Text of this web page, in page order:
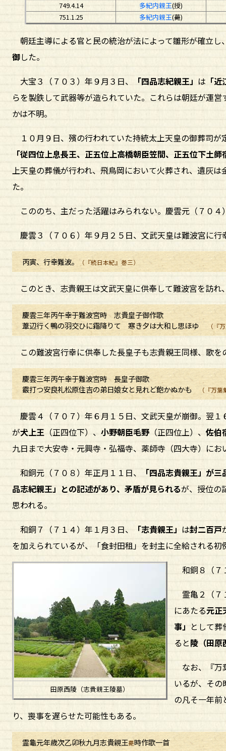
749.4.14
多紀内親王(授)
751.1.25
多紀内親王(薨)
朝廷主導による官と民の統治が法によって雛形が確立
御した。
大宝３（７０３）年９月３日、
「四品志紀親王」 は 「
らを製鉄して武器等が造られていた。これらは朝廷が運
かは不明。
１０月９日、殯の行われていた持統太上天皇の御葬司が
「従四位上息長王、正五位上高橋朝臣笠間、正五位下土師
上天皇の葬儀が行われ、飛鳥岡において火葬され、遺灰
た。
こののち、主だった活躍はみられない。慶雲元（７０４
慶雲３（７０６）年９月２５日、文武天皇は難波宮に行
丙寅、行幸難波。 （『続日本紀』巻三）
このとき、志貴親王は文武天皇に供奉して難波宮を訪れ
慶雲三年丙午幸于難波宮時 志貴皇子御作歌
葦辺行く鴨の羽交ひに霜降りて 寒き夕は大和し思ほゆ
（『
この難波宮行幸に供奉した長皇子も志貴親王同様、歌を
慶雲三年丙午幸于難波宮時 長皇子御歌
霰打つ安良礼松原住吉の弟日娘女と見れど飽かぬかも
（『万
慶雲４（７０７）年６月１５日、文武天皇が崩御。翌
が犬上王 （正四位下）、 小野朝臣毛野 （正四位上）、 佐伯
九日まで大安寺・元興寺・弘福寺、薬師寺（四大寺）にお
和銅元（７０８）年正月１１日、
「四品志貴親王」が三
品志紀親王」との記述があり、矛盾が見られるが、授位の
思われる。
和銅７（７１４）年１月３日、
「志貴親王」 は封二百戸
を加えられているが、「食封田租」を封主に全給される初
田原西陵（志貴親王陵墓）
和銅８（７
霊亀２（７
にあたる元正
事」 として
ると陵（田原
なお、『万
いるが、そ
の凡そ一年前
り、喪事を遅らせた可能性もある。
霊龜元年歳次乙卯秋九月志貴親王薨時作歌一首